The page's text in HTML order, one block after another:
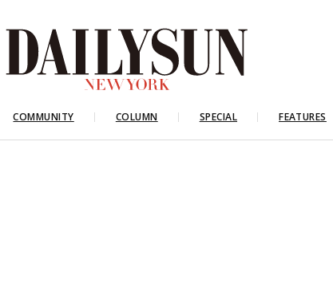
COMMUNITY COLUMN SPECIAL FEATURES